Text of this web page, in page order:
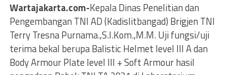
Wartajakarta.com-Kepala Dinas Penelitian dan
Pengembangan TNI AD (Kadislitbangad) Brigjen TNI
Terry Tresna Purnama.,S.I.Kom.,M.M. Uji fungsi/uji
terima bekal berupa Balistic Helmet level III A dan
Body Armour Plate level III + Soft Armour hasil